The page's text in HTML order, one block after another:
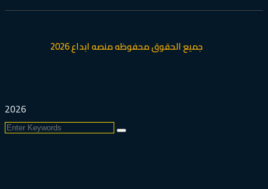
جميع الحقوق محفوظه منصه ابداع 2026
2026